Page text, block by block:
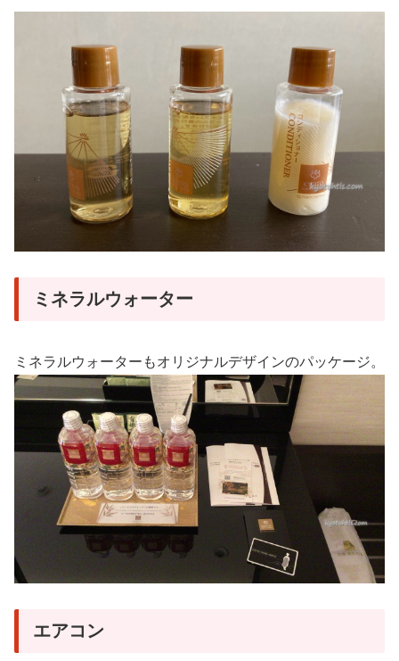
ミネラルウォーター
ミネラルウォーターもオリジナルデザインのパッケージ。
エアコン